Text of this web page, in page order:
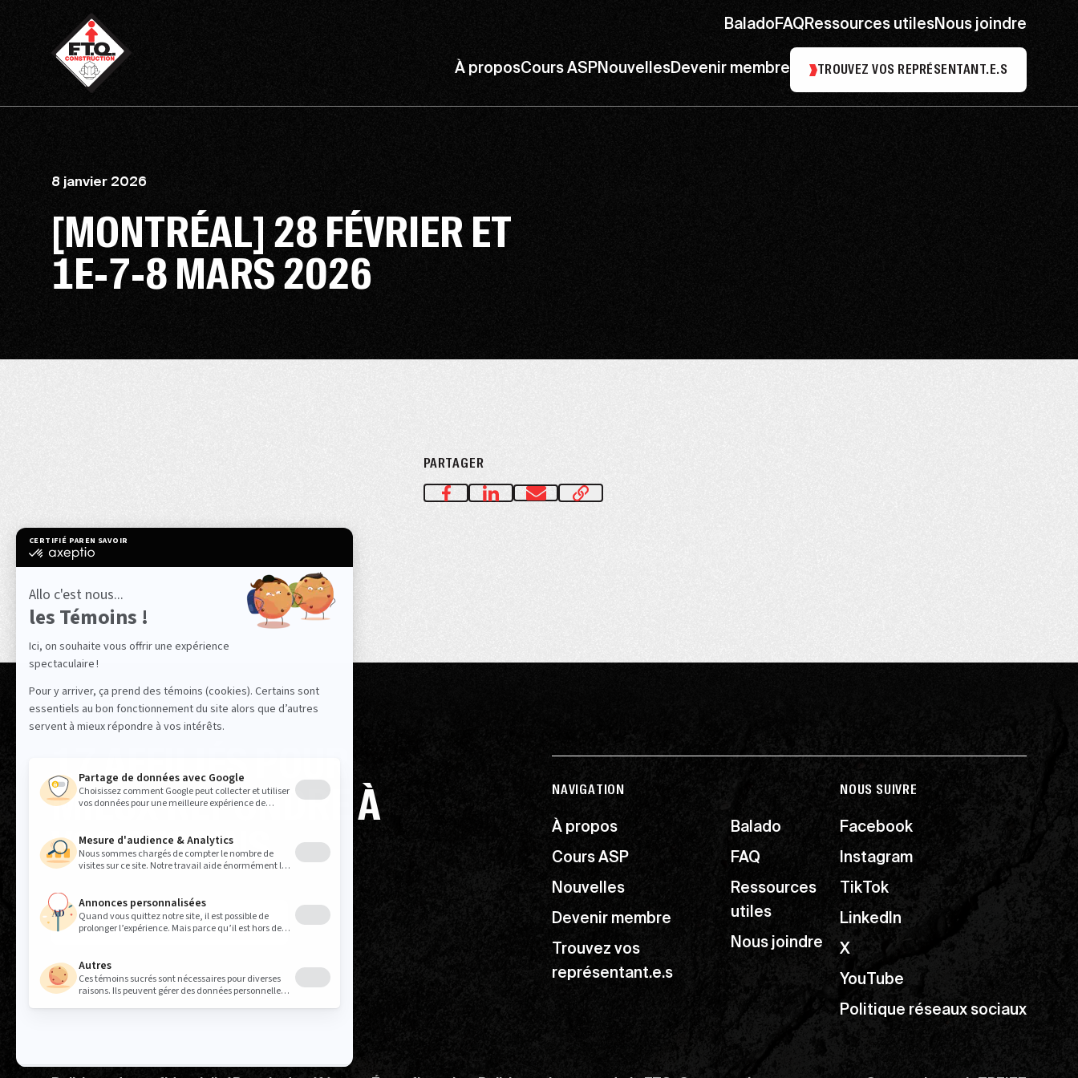
BaladoFAQRessources utilesNous joindre
À proposCours ASPNouvellesDevenir membre TROUVEZ VOS REPRÉSENTANT.E.S
8 janvier 2026
[MONTRÉAL] 28 FÉVRIER ET
1E-7-8 MARS 2026
PARTAGER
17 AFFILIÉS POUR
MIEUX RÉPONDRE À
VOS BESOINS
TROUVEZ VOS REPRÉSENTANT.E.S
NAVIGATION
À propos
Cours ASP
Nouvelles
Devenir membre
Trouvez vos
représentant.e.s
Balado
FAQ
Ressources
utiles
Nous joindre
NOUS SUIVRE
Facebook
Instagram
TikTok
LinkedIn
X
YouTube
Politique réseaux sociaux